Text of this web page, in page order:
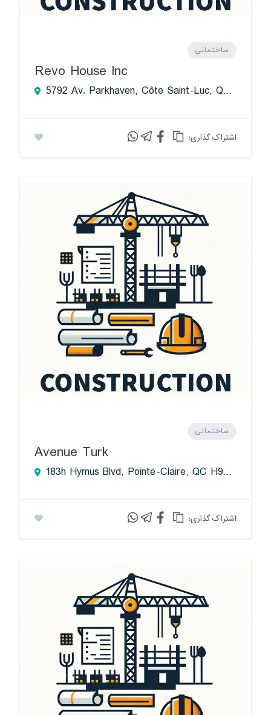
ساختمانی
Revo House Inc
5792 Av. Parkhaven, Côte Saint-Luc, QC H4W 0C2, Canada
:اشتراک گذاری
ساختمانی
Avenue Turk
183h Hymus Blvd, Pointe-Claire, QC H9R 5P4, Canada
:اشتراک گذاری